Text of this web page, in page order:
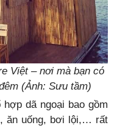
Việt – nơi mà bạn có
(Ảnh: Sưu tầm)
dã ngoại bao gồm
ăn uống, bơi lội,… rất